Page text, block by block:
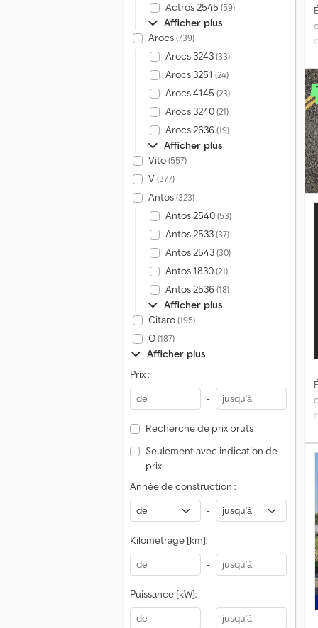
Actros 2545 (59)
Afficher plus
Arocs(739)
Arocs 3243(33)
Arocs 3251 (24)
Arocs 4145 (23)
Arocs 3240(21)
Arocs 2636(19)
Afficher plus
Vito(557)
V(377)
Antos(323)
Antos 2540(53)
Antos 2533(37)
Antos 2543(30)
Antos 1830(21)
Antos 2536(18)
Afficher plus
Citaro(195)
O(187)
Afficher plus
Prix :
-
Recherche de prix bruts
Seulement avec indication de
prix
Année de construction :
-
Kilométrage [km]:
-
Puissance [kW]:
-